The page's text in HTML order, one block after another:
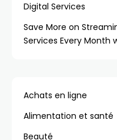
Digital Services
Save More on
Services Every Month
Achats en ligne
Alimentation et santé
Beauté